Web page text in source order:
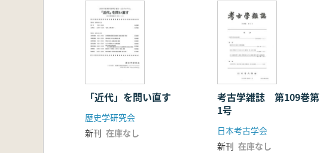
「近代」を問い直す
歴史学研究会
新刊 在庫なし
考古学雑誌 第109巻第
1号
日本考古学会
新刊 在庫なし